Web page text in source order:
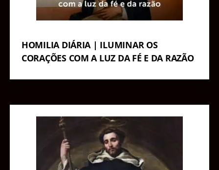
HOMILIA DIÁRIA | ILUMINAR OS
CORAÇÕES COM A LUZ DA FÉ E DA RAZÃO